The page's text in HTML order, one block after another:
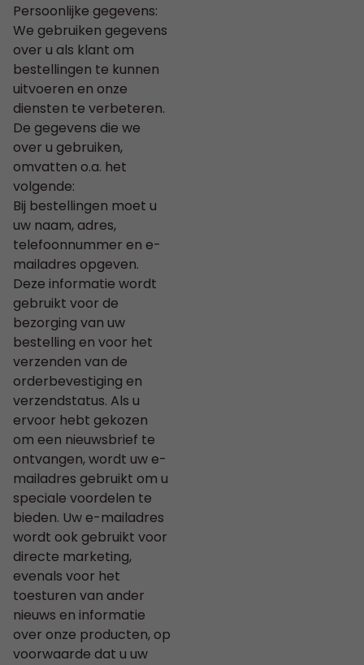
Persoonlijke gegevens:
We gebruiken gegevens
over u als klant om
bestellingen te kunnen
uitvoeren en onze
diensten te verbeteren.
De gegevens die we
over u gebruiken,
omvatten o.a. het
volgende:
Bij bestellingen moet u
uw naam, adres,
telefoonnummer en e-
mailadres opgeven.
Deze informatie wordt
gebruikt voor de
bezorging van uw
bestelling en voor het
verzenden van de
orderbevestiging en
verzendstatus. Als u
ervoor hebt gekozen
om een nieuwsbrief te
ontvangen, wordt uw e-
mailadres gebruikt om u
speciale voordelen te
bieden. Uw e-mailadres
wordt ook gebruikt voor
directe marketing,
evenals voor het
toesturen van ander
nieuws en informatie
over onze producten, op
voorwaarde dat u uw